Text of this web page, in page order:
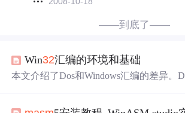
——到底了——
Win32汇编的环境和基础
本文介绍了Dos和Windows汇编的差异。